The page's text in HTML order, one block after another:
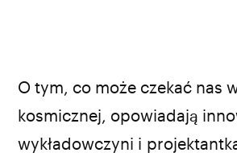
O tym, co może czekać nas
kosmicznej, opowiadają
wykładowczyni i